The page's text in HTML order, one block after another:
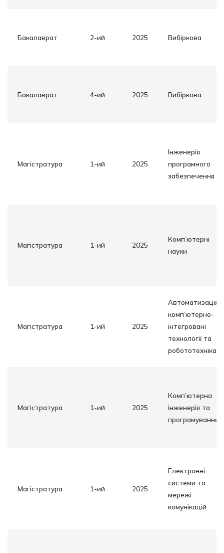
Бакалаврат 2-ий 2025 Вибіркова
Бакалаврат 4-ий 2025 Вибіркова
Магістратура 1-ий 2025
Інженерія
програмного
забезпечення
Магістратура 1-ий 2025
Комп’ютерні
науки
Магістратура 1-ий 2025
Автоматизація
комп’ютерно-
інтегровані
технології та
робототехніка
Магістратура 1-ий 2025
Комп’ютерна
інженерія та
програмування
Магістратура 1-ий 2025
Електронні
системи та
мережі
комунікацій